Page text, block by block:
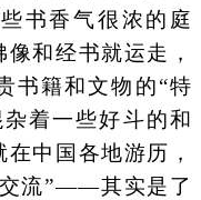
书香气很浓的庭
和经书就运走，
书籍和文物的“特
着一些好斗的和
中国各地游历，
流”——其实是了